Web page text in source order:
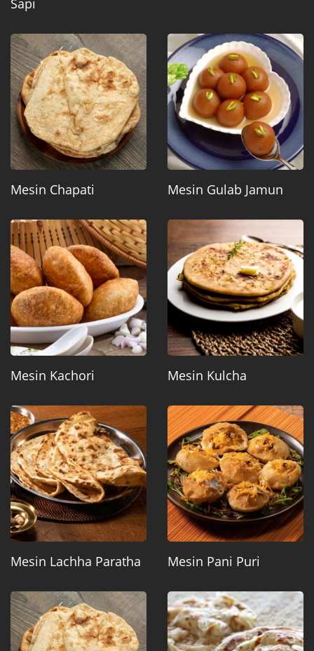
Sapi
Mesin Chapati Mesin Gulab Jamun
Mesin Kachori Mesin Kulcha
Mesin Lachha Paratha Mesin Pani Puri